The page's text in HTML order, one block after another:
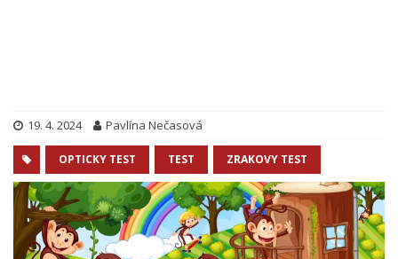
19. 4. 2024 Pavlína Nečasová
OPTICKY TEST TEST ZRAKOVY TEST